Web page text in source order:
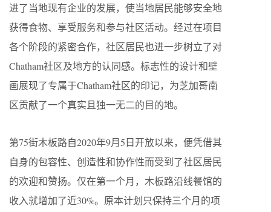
进了当地现有企业的发展，使当地居民能够安全地
获得食物、享受服务和参与社区活动。经过在项目
各个阶段的紧密合作，社区居民也进一步树立了对
Chatham社区及地方的认同感。标志性的设计和壁
画展现了专属于Chatham社区的印记，为芝加哥南
区贡献了一个真实且独一无二的目的地。
第75街木板路自2020年9月5日开放以来，便凭借其
自身的包容性、创造性和协作性而受到了社区居民
的欢迎和赞扬。仅在第一个月，木板路沿线餐馆的
收入就增加了近30%。原本计划只保持三个月的项